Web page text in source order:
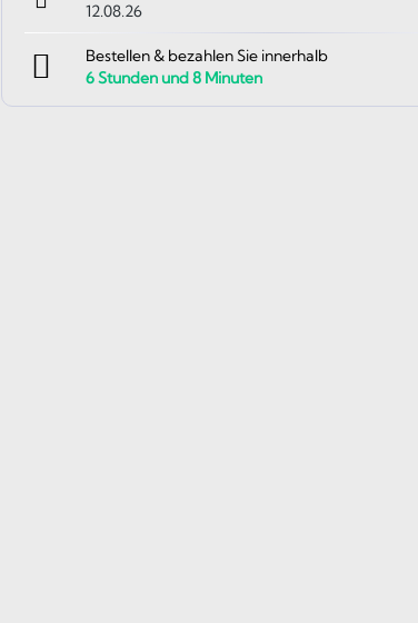
12.08.26
Bestellen & bezahlen Sie innerhalb
6Stunden und8 Minuten